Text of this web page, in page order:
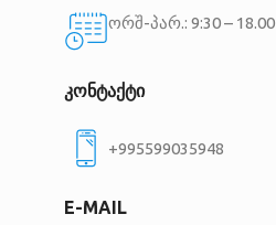
ორშ-პარ.: 9:30 – 18.00
კონტაქტი
+995599035948
E-MAIL